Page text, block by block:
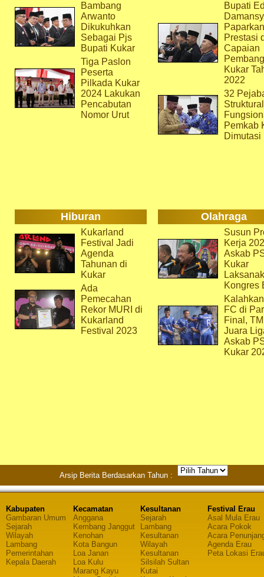
Bambang
Arwanto
Dikukuhkan
Sebagai Pjs
Bupati Kukar
Tiga Paslon
Peserta
Pilkada Kukar
2024 Lakukan
Pencabutan
Nomor Urut
Bupati
Paparkan
Prestasi
Capaian
Kukar
2022
32
Pemkab
Dimutasi
Hiburan Olahraga
Kukarland
Festival Jadi
Agenda
Tahunan di
Kukar
Ada
Pemecahan
Rekor MURI di
Kukarland
Festival 2023
Susun
Kerja
Askab
Kukar
Kongres
FC di
Final,
Juara
Askab
Kukar
Arsip Berita Berdasarkan Tahun :
Kabupaten
Gambaran Umum
Sejarah
Wilayah
Lambang
Pemerintahan
Kepala Daerah
Kecamatan
Anggana
Kembang Janggut
Kenohan
Kota Bangun
Loa Janan
Loa Kulu
Marang Kayu
Kesultanan
Sejarah
Lambang
Kesultanan
Wilayah
Kesultanan
Silsilah Sultan
Kutai
Festival Erau
Asal Mula Erau
Acara Pokok
Acara
Agenda Erau
Peta Lokasi